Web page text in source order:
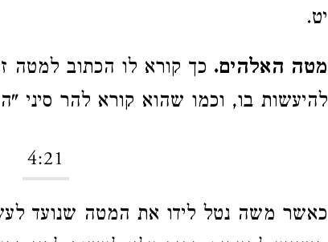
יט.
מטה האלהים. כך קורא לו הכתוב למטה
להיעשות בו, וכמו שהוא קורא להר סיני
4:21
כאשר משה נטל לידו את המטה שנועד